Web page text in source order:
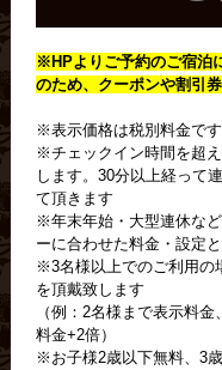
※HPよりご予約のご宿泊
のため、クーポンや割引
※表示価格は税別料金です
※チェックイン時間を超
します。30分以上経って
て頂きます
※年末年始・大型連休な
ーに合わせた料金・設定
※3名様以上でのご利用の
を頂戴致します
（例：2名様まで表示料
料金+2倍）
※お子様2歳以下無料、3